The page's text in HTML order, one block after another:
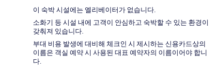
이 숙박 시설에는 엘리베이터가 없습니다.
소화기 등 시설 내에 고객이 안심하고 숙박할 수 있는 환경이
갖춰져 있습니다.
부대 비용 발생에 대비해 체크인 시 제시하는 신용카드상의
이름은 객실 예약 시 사용된 대표 예약자의 이름이어야 합니
다.